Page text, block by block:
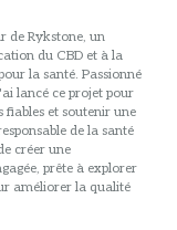
de Rykstone, un
du CBD et à la
la santé. Passionné
lancé ce projet pour
fiables et soutenir une
de la santé
créer une
prête à explorer
améliorer la qualité